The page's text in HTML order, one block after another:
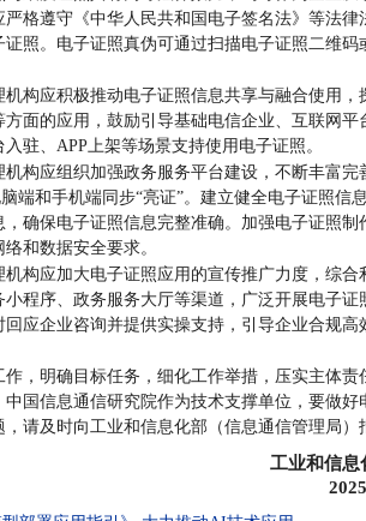
格遵守《中华人民共和国电子签名法》等法律
照。电子证照真伪可通过扫描电子证照二维码
构应积极推动电子证照信息共享与融合使用，
面的应用，鼓励引导基础电信企业、互联网平
驻、APP上架等场景支持使用电子证照。
构应组织加强政务服务平台建设，不断丰富完
端和手机端同步“亮证”。建立健全电子证照信
确保电子证照信息完整准确。加强电子证照制
和数据安全要求。
构应加大电子证照应用的宣传推广力度，综合
程序、政务服务大厅等渠道，广泛开展电子证
应企业咨询并提供实操支持，引导企业合规高
，明确目标任务，细化工作举措，压实主体责
国信息通信研究院作为技术支撑单位，要做好
请及时向工业和信息化部（信息通信管理局）
工业和信息